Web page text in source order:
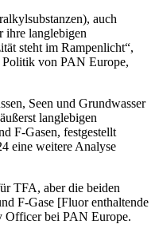
auch
ihre langlebigen
steht im Rampenlicht“,
Politik von PAN Europe,
Seen und Grundwasser
langlebigen
F-Gasen, festgestellt
eine weitere Analyse
TFA, aber die beiden
F-Gase [Fluor enthaltende
Officer bei PAN Europe.